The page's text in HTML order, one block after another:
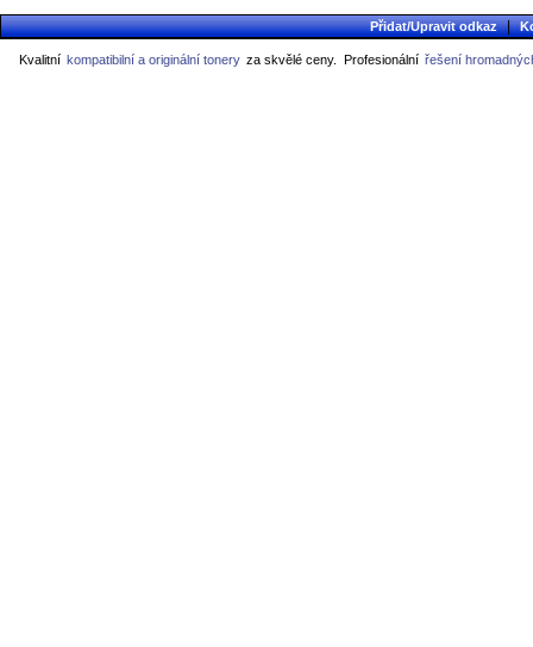
Přidat/Upravit odkaz |
Kvalitní kompatibilní a originální tonery za skvělé ceny. Profesionální řešení